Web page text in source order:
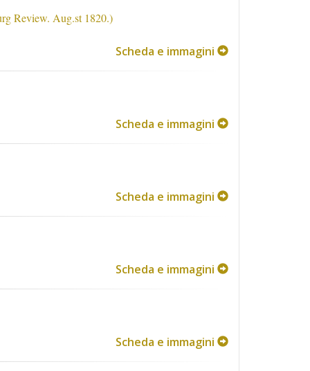
Review. Aug.st 1820.)
Scheda e immagini
Scheda e immagini
Scheda e immagini
Scheda e immagini
Scheda e immagini